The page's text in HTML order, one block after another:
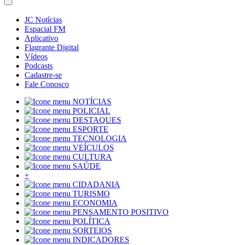
JC Notícias
Espacial FM
Aplicativo
Flagrante Digital
Vídeos
Podcasts
Cadastre-se
Fale Conosco
NOTÍCIAS
POLICIAL
DESTAQUES
ESPORTE
TECNOLOGIA
VEÍCULOS
CULTURA
SAÚDE
+
CIDADANIA
TURISMO
ECONOMIA
PENSAMENTO POSITIVO
POLÍTICA
SORTEIOS
INDICADORES